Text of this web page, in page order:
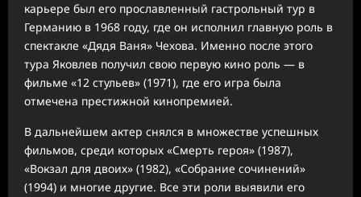
карьере был его прославленный гастрольный тур в
Германию в 1968 году, где он исполнил главную роль в
спектакле «Дядя Ваня» Чехова. Именно после этого
тура Яковлев получил свою первую кино роль — в
фильме «12 стульев» (1971), где его игра была
отмечена престижной кинопремией.
В дальнейшем актер снялся в множестве успешных
фильмов, среди которых «Смерть героя» (1987),
«Вокзал для двоих» (1982), «Собрание сочинений»
(1994) и многие другие. Все эти роли выявили его